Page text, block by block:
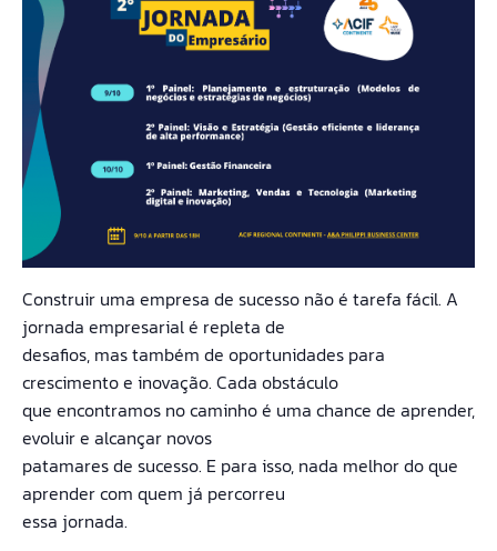
Construir uma empresa de sucesso não é tarefa fácil. A
jornada empresarial é repleta de
desafios, mas também de oportunidades para
crescimento e inovação. Cada obstáculo
que encontramos no caminho é uma chance de aprender,
evoluir e alcançar novos
patamares de sucesso. E para isso, nada melhor do que
aprender com quem já percorreu
essa jornada.